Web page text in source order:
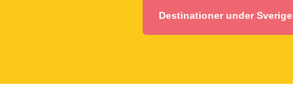
Destinationer under Sverige